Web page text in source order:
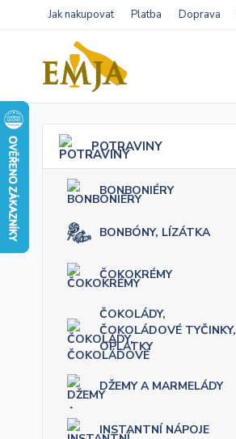
Jak nakupovat Platba Doprava
POTRAVINY
BONBONIÉRY
BONBÓNY, LÍZÁTKA
ČOKOKRÉMY
ČOKOLÁDY,
ČOKOLÁDOVÉ TYČINKY,
OPLATKY
DŽEMY A MARMELÁDY
INSTANTNÍ NÁPOJE